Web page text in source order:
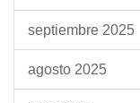
septiembre 2025
agosto 2025